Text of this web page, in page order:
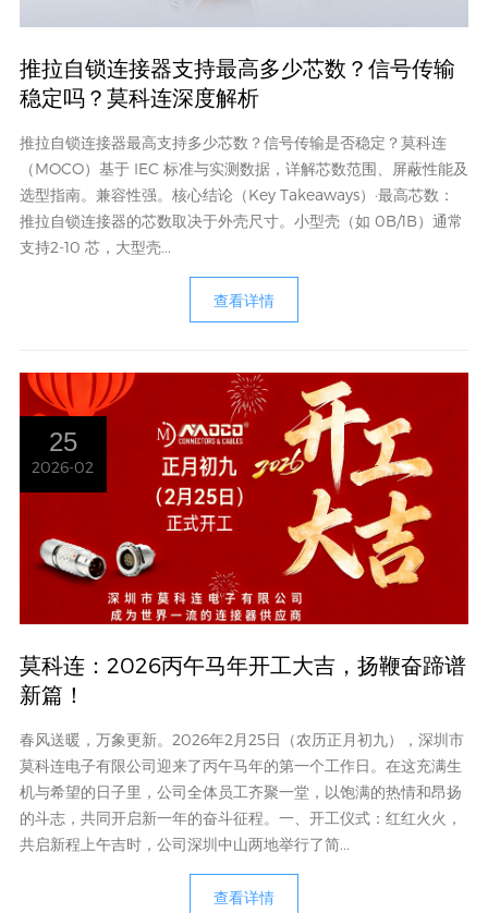
推拉自锁连接器支持最高多少芯数？信号传输
稳定吗？莫科连深度解析
推拉自锁连接器最高支持多少芯数？信号传输是否稳定？莫科连
（MOCO）基于 IEC 标准与实测数据，详解芯数范围、屏蔽性能及
选型指南。兼容性强。核心结论（Key Takeaways）·最高芯数：
推拉自锁连接器的芯数取决于外壳尺寸。小型壳（如 0B/1B）通常
支持2-10 芯，大型壳...
查看详情
25
2026-02
莫科连：2026丙午马年开工大吉，扬鞭奋蹄谱
新篇！
春风送暖，万象更新。2026年2月25日（农历正月初九），深圳市
莫科连电子有限公司迎来了丙午马年的第一个工作日。在这充满生
机与希望的日子里，公司全体员工齐聚一堂，以饱满的热情和昂扬
的斗志，共同开启新一年的奋斗征程。一、开工仪式：红红火火，
共启新程上午吉时，公司深圳中山两地举行了简...
查看详情